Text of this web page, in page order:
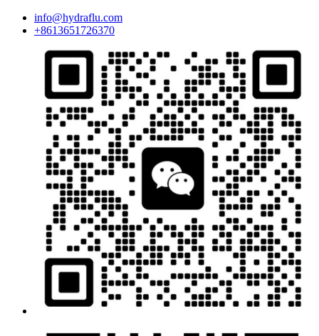
info@hydraflu.com
+8613651726370